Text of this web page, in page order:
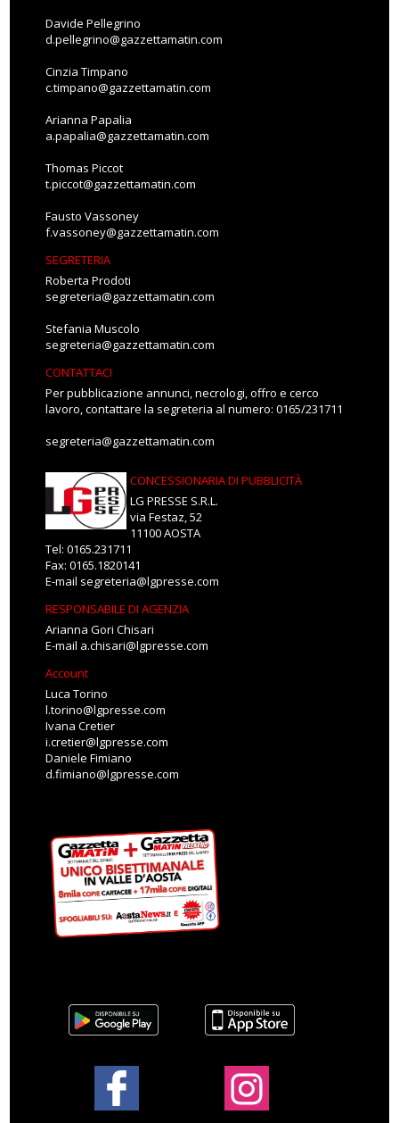
Davide Pellegrino
d.pellegrino@gazzettamatin.com
Cinzia Timpano
c.timpano@gazzettamatin.com
Arianna Papalia
a.papalia@gazzettamatin.com
Thomas Piccot
t.piccot@gazzettamatin.com
Fausto Vassoney
f.vassoney@gazzettamatin.com
SEGRETERIA
Roberta Prodoti
segreteria@gazzettamatin.com
Stefania Muscolo
segreteria@gazzettamatin.com
CONTATTACI
Per pubblicazione annunci, necrologi, offro e cerco
lavoro, contattare la segreteria al numero: 0165/231711
segreteria@gazzettamatin.com
CONCESSIONARIA DI PUBBLICITÀ
LG PRESSE S.R.L.
via Festaz, 52
11100 AOSTA
Tel: 0165.231711
Fax: 0165.1820141
E-mail segreteria@lgpresse.com
RESPONSABILE DI AGENZIA
Arianna Gori Chisari
E-mail a.chisari@lgpresse.com
Account
Luca Torino
l.torino@lgpresse.com
Ivana Cretier
i.cretier@lgpresse.com
Daniele Fimiano
d.fimiano@lgpresse.com